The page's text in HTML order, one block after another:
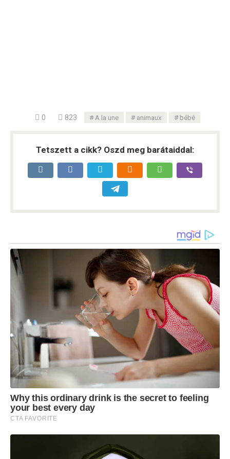
0 823 A la une animaux bébé
Tetszett a cikk? Oszd meg barátaiddal: